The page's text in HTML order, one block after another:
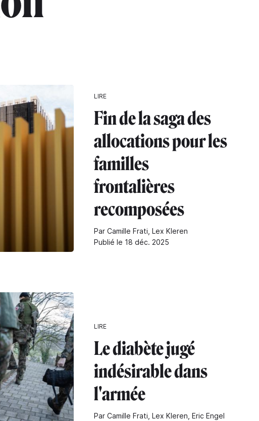
LIRE
Fin de la saga des
allocations pour les
familles
frontalières
recomposées
Par Camille Frati, Lex Kleren
Publié le 18 déc. 2025
LIRE
Le diabète jugé
indésirable dans
l'armée
Par Camille Frati, Lex Kleren, Eric Engel